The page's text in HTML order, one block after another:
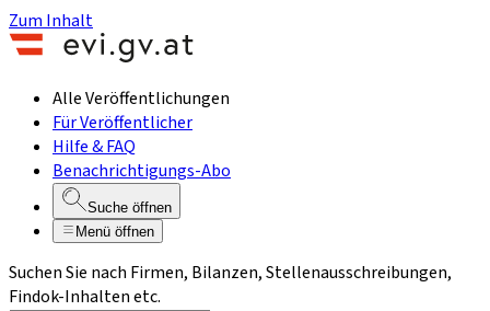
Zum Inhalt
Alle Veröffentlichungen
Für Veröffentlicher
Hilfe & FAQ
Benachrichtigungs-Abo
Suche öffnen
Menü öffnen
Suchen Sie nach Firmen, Bilanzen, Stellenausschreibungen,
Findok-Inhalten etc.